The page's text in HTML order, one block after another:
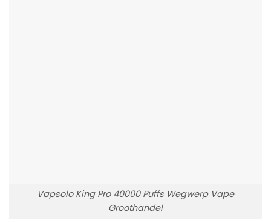
Vapsolo King Pro 40000 Puffs Wegwerp Vape
Groothandel